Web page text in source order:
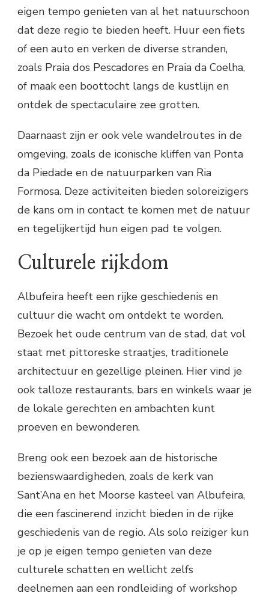
eigen tempo genieten van al het natuurschoon
dat deze regio te bieden heeft. Huur een fiets
of een auto en verken de diverse stranden,
zoals Praia dos Pescadores en Praia da Coelha,
of maak een boottocht langs de kustlijn en
ontdek de spectaculaire zee grotten.
Daarnaast zijn er ook vele wandelroutes in de
omgeving, zoals de iconische kliffen van Ponta
da Piedade en de natuurparken van Ria
Formosa. Deze activiteiten bieden soloreizigers
de kans om in contact te komen met de natuur
en tegelijkertijd hun eigen pad te volgen.
Culturele rijkdom
Albufeira heeft een rijke geschiedenis en
cultuur die wacht om ontdekt te worden.
Bezoek het oude centrum van de stad, dat vol
staat met pittoreske straatjes, traditionele
architectuur en gezellige pleinen. Hier vind je
ook talloze restaurants, bars en winkels waar je
de lokale gerechten en ambachten kunt
proeven en bewonderen.
Breng ook een bezoek aan de historische
bezienswaardigheden, zoals de kerk van
Sant’Ana en het Moorse kasteel van Albufeira,
die een fascinerend inzicht bieden in de rijke
geschiedenis van de regio. Als solo reiziger kun
je op je eigen tempo genieten van deze
culturele schatten en wellicht zelfs
deelnemen aan een rondleiding of workshop